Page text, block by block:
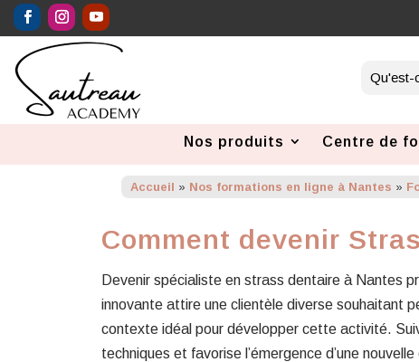
Nos produits Centre de
Accueil » Nos formations en ligne à Nantes »
Comment devenir
Devenir spécialiste en strass dentaire à Nantes
innovante attire une clientèle diverse souhaitant
contexte idéal pour développer cette activité.
techniques et favorise l’émergence d’une